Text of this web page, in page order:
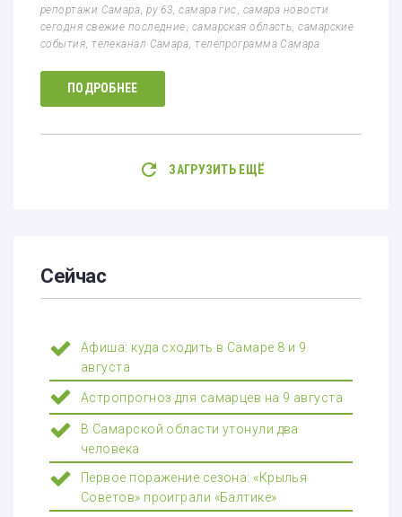
репортажи Самара,ру 63,самара гис, самара новости
сегодня свежие последние, самарская область,самарские
события,телеканал Самара,телепрограмма Самара
ПОДРОБНЕЕ
ЗАГРУЗИТЬ ЕЩЁ
Сейчас
Афиша: куда сходить в Самаре 8 и 9
августа
Астропрогноз для самарцев на 9 августа
В Самарской области утонули два
человека
Первое поражение сезона: «Крылья
Советов» проиграли «Балтике»